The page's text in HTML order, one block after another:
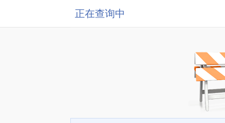
正在查询中